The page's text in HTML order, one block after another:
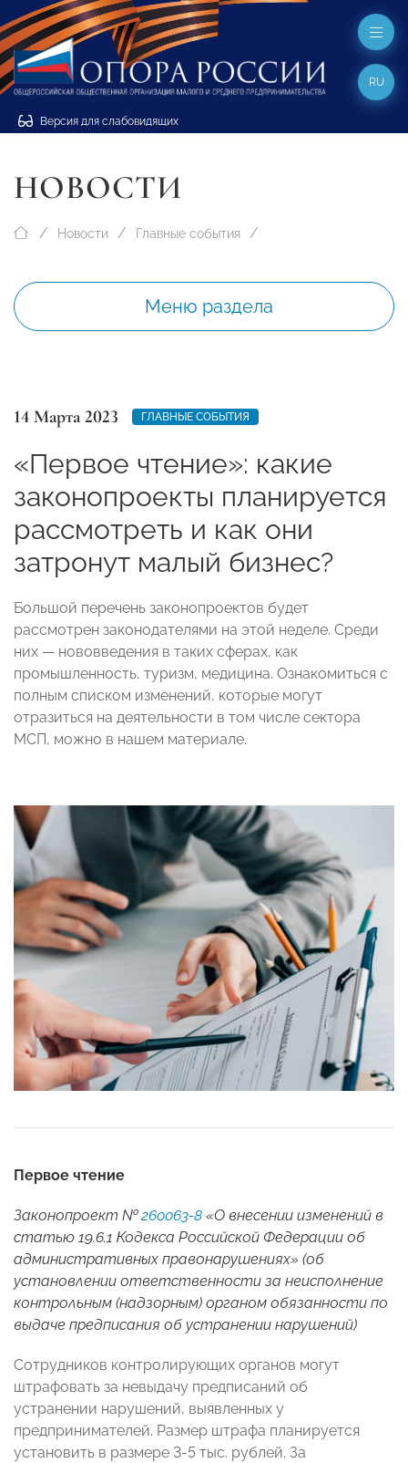
Версия для слабовидящих
RU
НОВОСТИ
Новости Главные события
Меню раздела
14 Марта 2023 ГЛАВНЫЕ СОБЫТИЯ
«Первое чтение»: какие
законопроекты планируется
рассмотреть и как они
затронут малый бизнес?
Большой перечень законопроектов будет
рассмотрен законодателями на этой неделе. Среди
них — нововведения в таких сферах, как
промышленность, туризм, медицина. Ознакомиться с
полным списком изменений, которые могут
отразиться на деятельности в том числе сектора
МСП, можно в нашем материале.
Первое чтение
Законопроект №260063-8 «О внесении изменений в
статью 19.6.1 Кодекса Российской Федерации об
административных правонарушениях» (об
установлении ответственности за неисполнение
контрольным (надзорным) органом обязанности по
выдаче предписания об устранении нарушений)
Сотрудников контролирующих органов могут
штрафовать за невыдачу предписаний об
устранении нарушений, выявленных у
предпринимателей. Размер штрафа планируется
установить в размере 3-5 тыс. рублей. За